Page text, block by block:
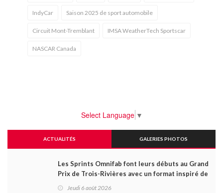
IndyCar Saison 2025 de sport automobile
Circuit Mont-Tremblant IMSA WeatherTech Sportscar
NASCAR Canada
Select Language ▼
ACTUALITÉS GALERIES PHOTOS
Les Sprints Omnifab font leurs débuts au Grand
Prix de Trois-Rivières avec un format inspiré de
Jeudi 6 août 2026